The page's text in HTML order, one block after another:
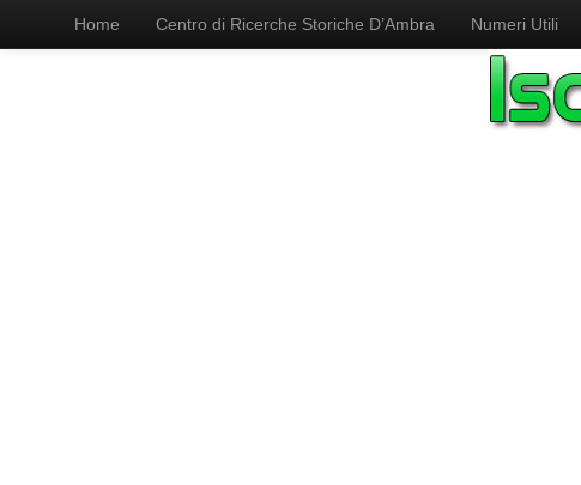
Home Centro di Ricerche Storiche D’Ambra Numeri Utili